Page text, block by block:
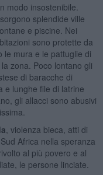
modo insostenibile.
splendide ville
e piscine. Nei
sono protette da
le mura e le pattuglie di
zona. Poco lontano gli
di baracche di
e lunghe file di latrine
gli allacci sono abusivi
, violenza bieca, atti di
Africa nella speranza
al più povero e al
le persone linciate.